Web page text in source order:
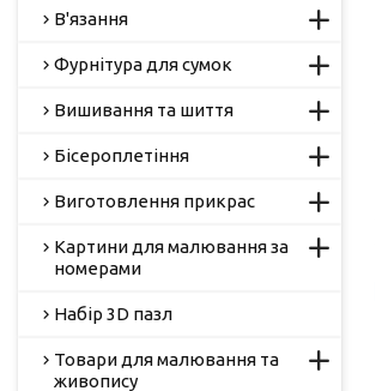
В'язання
Фурнітура для сумок
Вишивання та шиття
Бісероплетіння
Виготовлення прикрас
Картини для малювання за
номерами
Набір 3D пазл
Товари для малювання та
живопису